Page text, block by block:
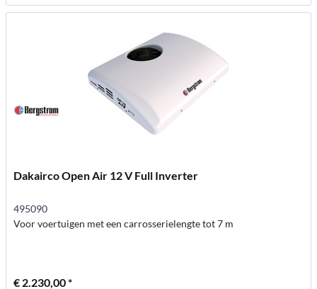
Dakairco Open Air 12 V Full Inverter
495090
Voor voertuigen met een carrosserielengte tot 7 m
€ 2.230,00 *